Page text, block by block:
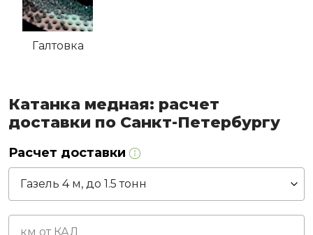
Галтовка
Катанка медная: расчет
доставки по Санкт-Петербургу
Расчет доставки